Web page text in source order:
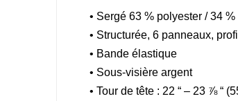
• Sergé 63 % polyester / 34
• Structurée, 6 panneaux,
• Bande élastique
• Sous-visière argent
• Tour de tête : 22 “ – 23 ⅞ “